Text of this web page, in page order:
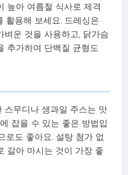
높아 여름철 식사로 제격
활용해 보세요. 드레싱은
벼운 것을 사용하고, 닭가슴
추가하여 단백질 균형도
스무디나 생과일 주스는 맛
잡을 수 있는 좋은 방법입
로도 좋아요. 설탕 첨가 없
갈아 마시는 것이 가장 좋